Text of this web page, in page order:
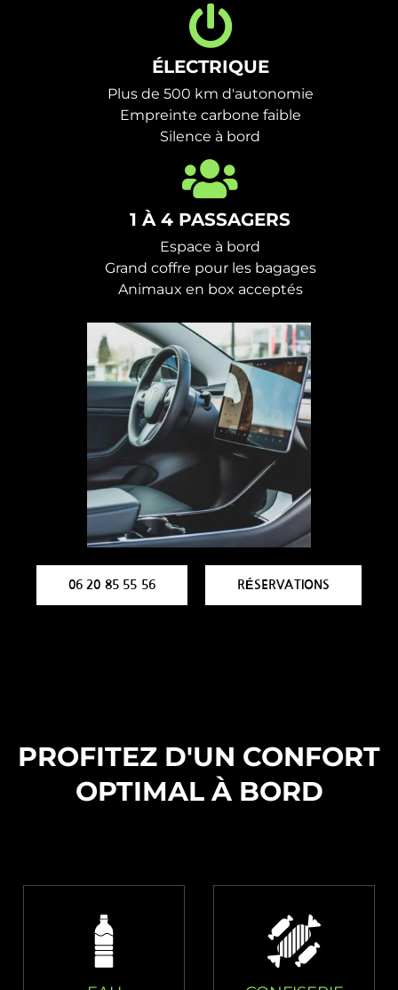
06 20 85 55 56 RÉSERVATIONS
ÉLECTRIQUE
Plus de 500 km d'autonomie
Empreinte carbone faible
Silence à bord
1 À 4 PASSAGERS
Espace à bord
Grand coffre pour les bagages
Animaux en box acceptés
PROFITEZ D'UN CONFORT
OPTIMAL À BORD